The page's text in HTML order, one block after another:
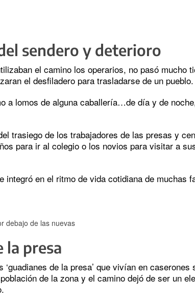
sendero y deterioro
el camino los operarios, no pasó mucho
el desfiladero para trasladarse de un pueblo.
a lomos de alguna caballería…de día y de
trasiego de los trabajadores de las presas y
para ir al colegio o los novios para visitar a
integró en el ritmo de vida cotidiana de muchas
debajo de las nuevas
la presa
‘guadianes de la presa’ que vivían en
de la zona y el camino dejó de ser un